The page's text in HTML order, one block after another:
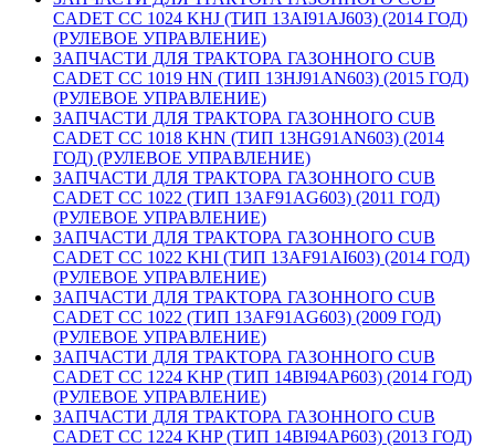
CADET CC 1024 KHJ (ТИП 13AI91AJ603) (2014 ГОД)
(РУЛЕВОЕ УПРАВЛЕНИЕ)
ЗАПЧАСТИ ДЛЯ ТРАКТОРА ГАЗОННОГО CUB
CADET CC 1019 HN (ТИП 13HJ91AN603) (2015 ГОД)
(РУЛЕВОЕ УПРАВЛЕНИЕ)
ЗАПЧАСТИ ДЛЯ ТРАКТОРА ГАЗОННОГО CUB
CADET CC 1018 KHN (ТИП 13HG91AN603) (2014
ГОД) (РУЛЕВОЕ УПРАВЛЕНИЕ)
ЗАПЧАСТИ ДЛЯ ТРАКТОРА ГАЗОННОГО CUB
CADET CC 1022 (ТИП 13AF91AG603) (2011 ГОД)
(РУЛЕВОЕ УПРАВЛЕНИЕ)
ЗАПЧАСТИ ДЛЯ ТРАКТОРА ГАЗОННОГО CUB
CADET CC 1022 KHI (ТИП 13AF91AI603) (2014 ГОД)
(РУЛЕВОЕ УПРАВЛЕНИЕ)
ЗАПЧАСТИ ДЛЯ ТРАКТОРА ГАЗОННОГО CUB
CADET CC 1022 (ТИП 13AF91AG603) (2009 ГОД)
(РУЛЕВОЕ УПРАВЛЕНИЕ)
ЗАПЧАСТИ ДЛЯ ТРАКТОРА ГАЗОННОГО CUB
CADET CC 1224 KHP (ТИП 14BI94AP603) (2014 ГОД)
(РУЛЕВОЕ УПРАВЛЕНИЕ)
ЗАПЧАСТИ ДЛЯ ТРАКТОРА ГАЗОННОГО CUB
CADET CC 1224 KHP (ТИП 14BI94AP603) (2013 ГОД)